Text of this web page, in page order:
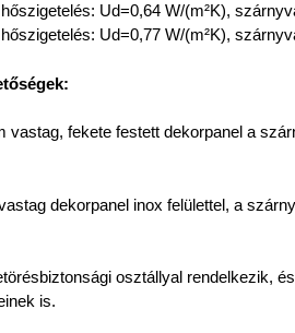
Ud=0,64 W/(m²K),
Ud=0,77 W/(m²K),
vastag, fekete festett dekorpanel a
dekorpanel inox felülettel, a
osztállyal rendelkezik,
is.